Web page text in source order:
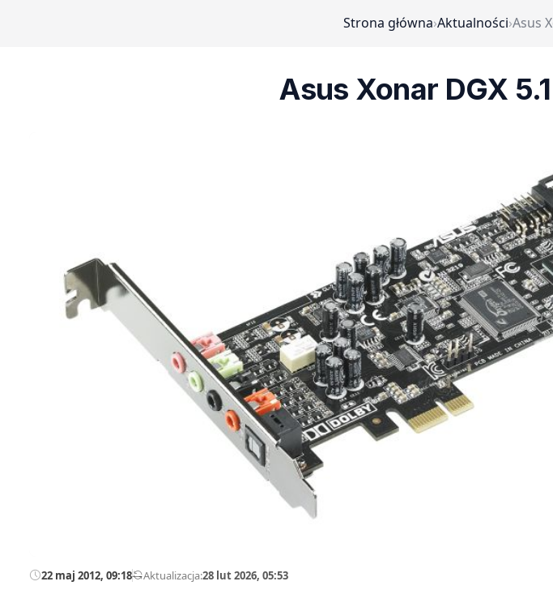
Strona główna›Aktualności›Asus
Asus Xonar DGX
22 maj 2012, 09:18—Aktualizacja:28 lut 2026, 05:53